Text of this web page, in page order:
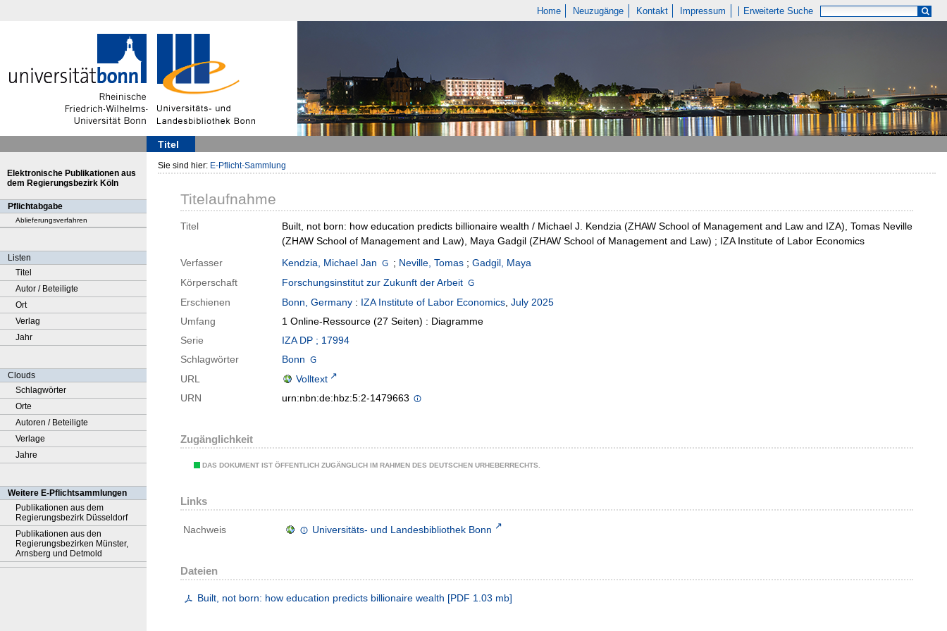
Home Neuzugänge Kontakt Impressum Erweiterte Suche
Titel
Elektronische Publikationen aus
dem Regierungsbezirk Köln
Pflichtabgabe
Ablieferungsverfahren
Listen
Titel
Autor / Beteiligte
Ort
Verlag
Jahr
Clouds
Schlagwörter
Orte
Autoren / Beteiligte
Verlage
Jahre
Weitere E-Pflichtsammlungen
Publikationen aus dem
Regierungsbezirk Düsseldorf
Publikationen aus den
Regierungsbezirken Münster,
Arnsberg und Detmold
Sie sind hier: E-Pflicht-Sammlung
Titelaufnahme
Titel
Built, not born: how education predicts billionaire wealth / Michael J. Kendzia (ZHAW School of Management and Law and IZA), Tomas Neville
(ZHAW School of Management and Law), Maya Gadgil (ZHAW School of Management and Law) ; IZA Institute of Labor Economics
Verfasser
Kendzia, Michael Jan ; Neville, Tomas ; Gadgil, Maya
Körperschaft
Forschungsinstitut zur Zukunft der Arbeit
Erschienen
Bonn, Germany : IZA Institute of Labor Economics, July 2025
Umfang
1 Online-Ressource (27 Seiten) : Diagramme
Serie
IZA DP ; 17994
Schlagwörter
Bonn
URL
Volltext
URN
urn:nbn:de:hbz:5:2-1479663
Zugänglichkeit
DAS DOKUMENT IST ÖFFENTLICH ZUGÄNGLICH IM RAHMEN DES DEUTSCHEN URHEBERRECHTS.
Links
Nachweis Universitäts- und Landesbibliothek Bonn
Dateien
Built, not born: how education predicts billionaire wealth [PDF 1.03 mb]